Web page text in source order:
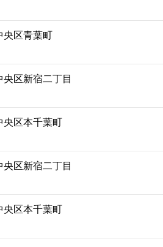
央区青葉町
区新宿二丁目
央区本千葉町
区新宿二丁目
央区本千葉町